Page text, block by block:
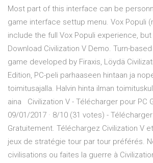
Most part of this interface can be
game interface settup menu. Vox Populi
include the full Vox Populi experience,
Download Civilization V Demo. Turn-
game developed by Firaxis, Löydä
Edition, PC-peli parhaaseen hintaan ja
toimitusajalla. Halvin hinta ilman
aina Civilization V - Télécharger pour PC
09/01/2017 · 8/10 (31 votes) -
Gratuitement. Téléchargez Civilization V
jeux de stratégie tour par tour préférés.
civilisations ou faites la guerre à